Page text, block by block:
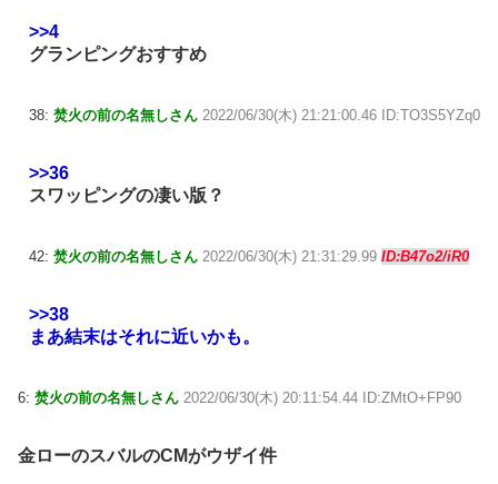
>>4
グランピングおすすめ
38: 焚火の前の名無しさん 2022/06/30(木) 21:21:00.46 ID:TO3S5YZq0
>>36
スワッピングの凄い版？
42: 焚火の前の名無しさん 2022/06/30(木) 21:31:29.99 ID:B47o2/iR0
>>38
まあ結末はそれに近いかも。
6: 焚火の前の名無しさん 2022/06/30(木) 20:11:54.44 ID:ZMtO+FP90
金ローのスバルのCMがウザイ件